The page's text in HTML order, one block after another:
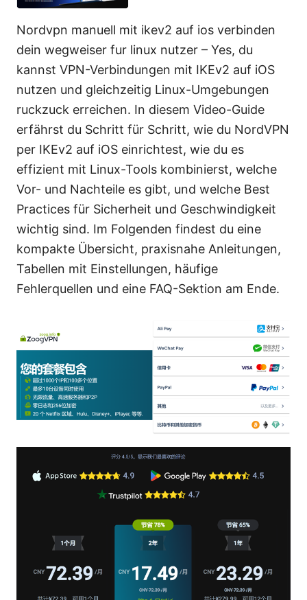
Nordvpn manuell mit ikev2 auf ios verbinden
dein wegweiser fur linux nutzer – Yes, du
kannst VPN-Verbindungen mit IKEv2 auf iOS
nutzen und gleichzeitig Linux-Umgebungen
ruckzuck erreichen. In diesem Video-Guide
erfährst du Schritt für Schritt, wie du NordVPN
per IKEv2 auf iOS einrichtest, wie du es
effizient mit Linux-Tools kombinierst, welche
Vor- und Nachteile es gibt, und welche Best
Practices für Sicherheit und Geschwindigkeit
wichtig sind. Im Folgenden findest du eine
kompakte Übersicht, praxisnahe Anleitungen,
Tabellen mit Einstellungen, häufige
Fehlerquellen und eine FAQ-Sektion am Ende.